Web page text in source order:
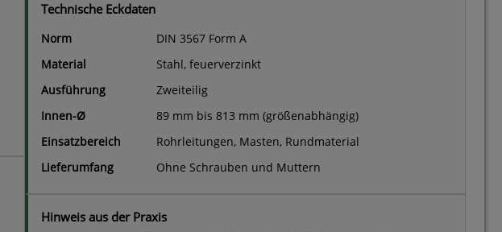
Technische Eckdaten
Norm
DIN 3567 Form A
Material
Stahl, feuerverzinkt
Ausführung
Zweiteilig
Innen-Ø
89 mm bis 813 mm (größenabhängig)
Einsatzbereich
Rohrleitungen, Masten, Rundmaterial
Lieferumfang
Ohne Schrauben und Muttern
Hinweis aus der Praxis